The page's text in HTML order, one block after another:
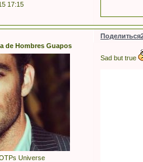
17:15
Поделиться
de Hombres Guapos
Universe
Sad but true